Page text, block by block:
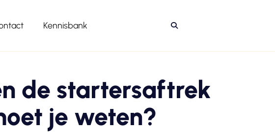
Kennisbank 
de startersaftrek
je weten?